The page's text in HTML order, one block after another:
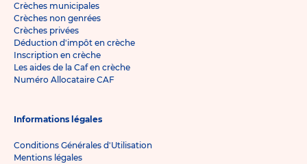
Crèches municipales
Crèches non genrées
Crèches privées
Déduction d'impôt en crèche
Inscription en crèche
Les aides de la Caf en crèche
Numéro Allocataire CAF
Informations légales
Conditions Générales d'Utilisation
Mentions légales